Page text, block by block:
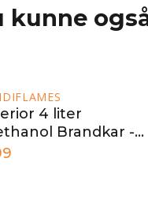
kunne
4 liter
Brandkar -